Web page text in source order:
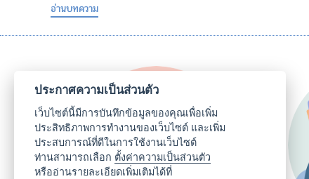
อ่านบทความ
ประกาศความเป็นส่วนตัว
เว็บไซต์นี้มีการบันทึกข้อมูลของคุณเพื่อเพิ่ม
ประสิทธิภาพการทำงานของเว็บไซต์ และเพิ่ม
ประสบการณ์ที่ดีในการใช้งานเว็บไซต์
ท่านสามารถเลือก ตั้งค่าความเป็นส่วนตัว
หรืออ่านรายละเอียดเพิ่มเติมได้ที่